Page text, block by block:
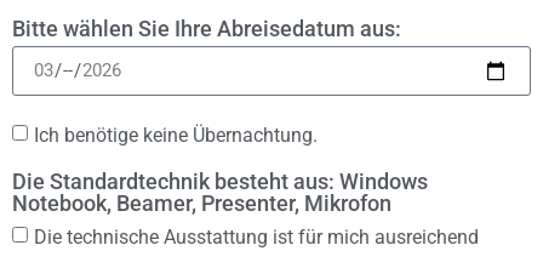
Bitte wählen Sie Ihre Abreisedatum aus:
Ich benötige keine Übernachtung.
Die Standardtechnik besteht aus: Windows
Notebook, Beamer, Presenter, Mikrofon
Die technische Ausstattung ist für mich ausreichend